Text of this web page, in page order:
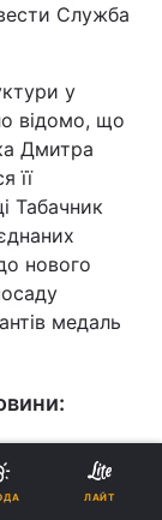
Служба
у
відомо, що
Дмитра
її
Табачник
нового
медаль
та ще 145
ЛАЙТ